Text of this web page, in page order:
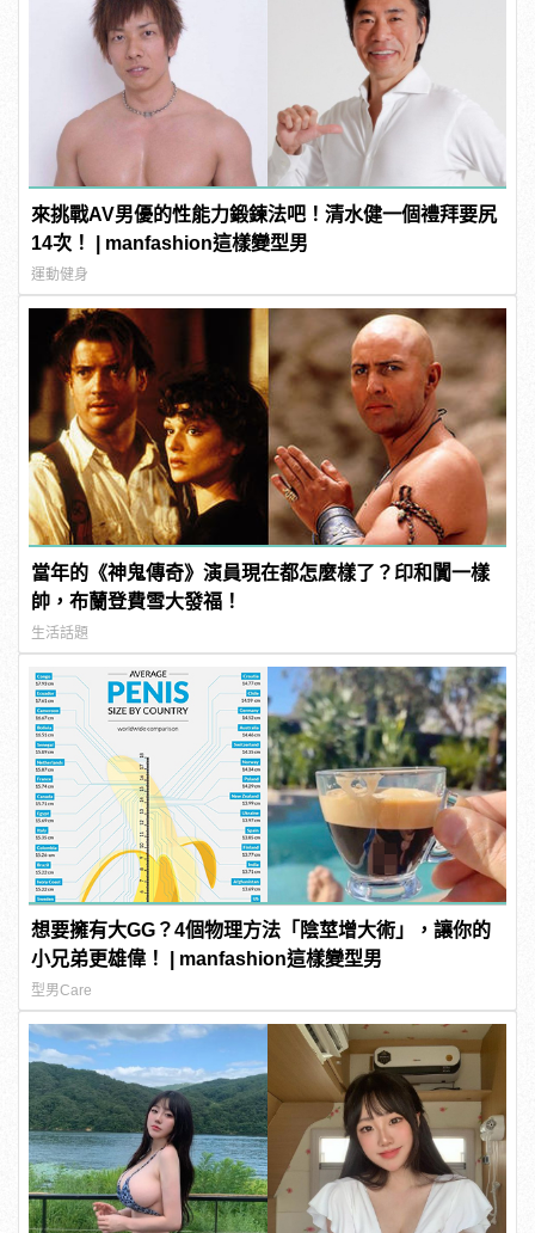
來挑戰AV男優的性能力鍛鍊法吧！清水健一個禮拜要尻
14次！ | manfashion這樣變型男
運動健身
當年的《神鬼傳奇》演員現在都怎麼樣了？印和闐一樣
帥，布蘭登費雪大發福！
生活話題
想要擁有大GG？4個物理方法「陰莖增大術」，讓你的
小兄弟更雄偉！ | manfashion這樣變型男
型男Care